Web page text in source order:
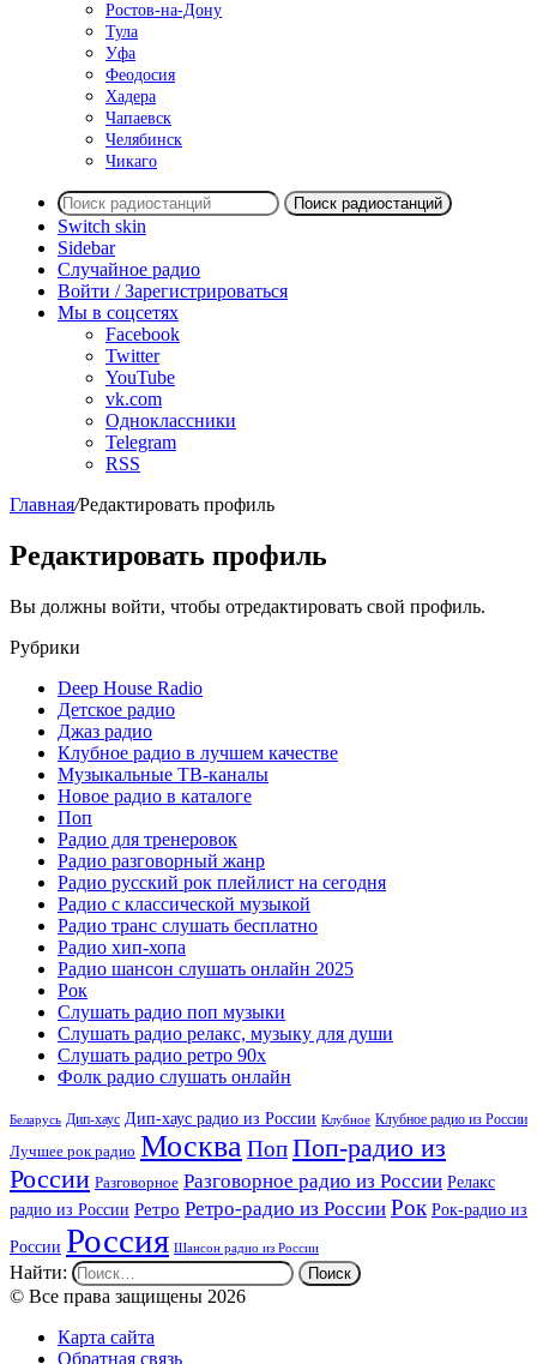
Ростов-на-Дону
Тула
Уфа
Феодосия
Хадера
Чапаевск
Челябинск
Чикаго
Поиск радиостанций
Switch skin
Sidebar
Случайное радио
Войти / Зарегистрироваться
Мы в соцсетях
Facebook
Twitter
YouTube
vk.com
Одноклассники
Telegram
RSS
Главная/Редактировать профиль
Редактировать профиль
Вы должны войти, чтобы отредактировать свой профиль.
Рубрики
Deep House Radio
Детское радио
Джаз радио
Клубное радио в лучшем качестве
Музыкальные ТВ-каналы
Новое радио в каталоге
Поп
Радио для тренеровок
Радио разговорный жанр
Радио русский рок плейлист на сегодня
Радио с классической музыкой
Радио транс слушать бесплатно
Радио хип-хопа
Радио шансон слушать онлайн 2025
Рок
Слушать радио поп музыки
Слушать радио релакс, музыку для души
Слушать радио ретро 90х
Фолк радио слушать онлайн
Беларусь Дип-хаус Дип-хаус радио из России Клубное Клубное радио из России
Лучшее рок радио МоскваПопПоп-радио из
России Разговорное Разговорное радио из России Релакс
радио из России Ретро Ретро-радио из России Рок Рок-радио из
России Россия Шансон радио из России
Найти:
© Все права защищены 2026
Карта сайта
Обратная связь